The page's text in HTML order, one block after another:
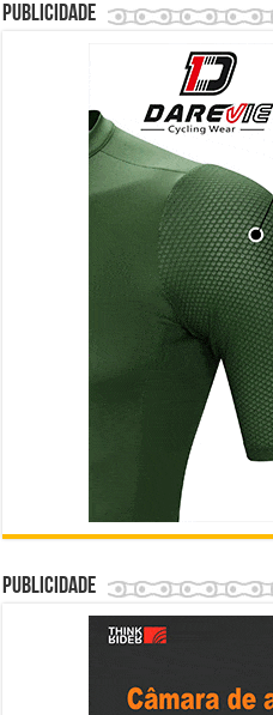
Publicidade
Publicidade